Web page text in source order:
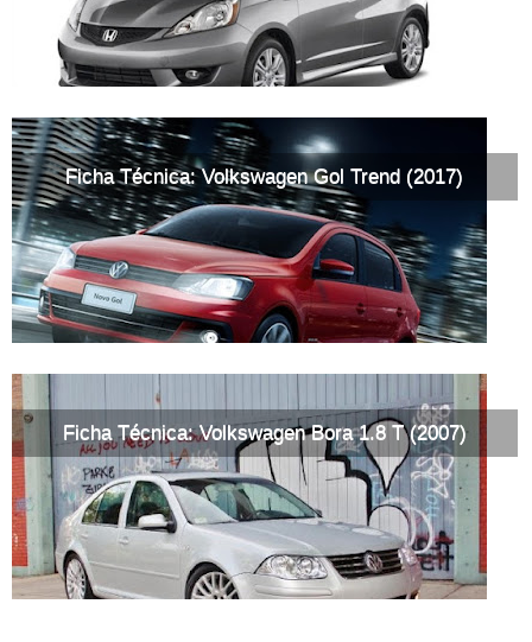
Ficha Técnica: Volkswagen Gol Trend (2017)
Ficha Técnica: Volkswagen Bora 1.8 T (2007)